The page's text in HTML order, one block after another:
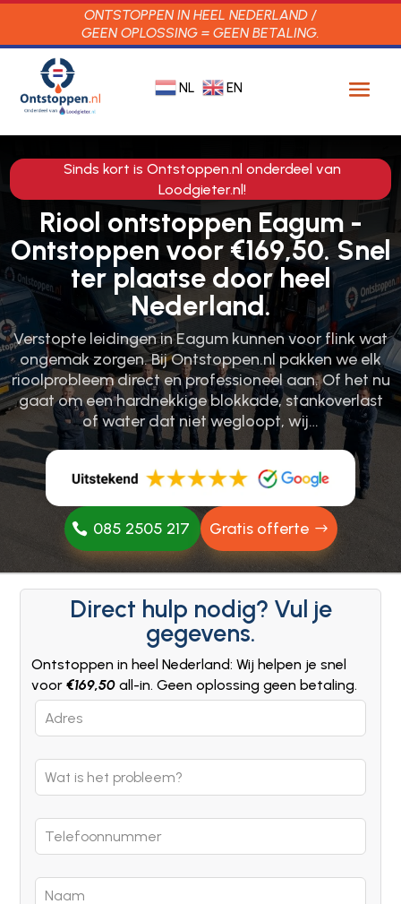
ONTSTOPPEN IN HEEL NEDERLAND /
GEEN OPLOSSING = GEEN BETALING.
NL EN
Sinds kort is Ontstoppen.nl onderdeel van
Loodgieter.nl!
Riool ontstoppen Eagum -
Ontstoppen voor €169,50. Snel
ter plaatse door heel
Nederland.
Verstopte leidingen in Eagum kunnen voor flink wat
ongemak zorgen.​ Bij Ontstoppen.​nl pakken we elk
rioolprobleem direct en professioneel aan.​ Of het nu
gaat om een hardnekkige blokkade, stankoverlast
of water dat niet wegloopt, wij…
085 2505 217 Gratis offerte
Direct hulp nodig? Vul je
gegevens.
Ontstoppen in heel Nederland: Wij helpen je snel
voor€169,50 all-in. Geen oplossing geen betaling.
Leave
this
blank